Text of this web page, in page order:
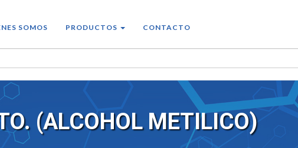
SOMOS PRODUCTOS CONTACTO
(ALCOHOL METILICO)